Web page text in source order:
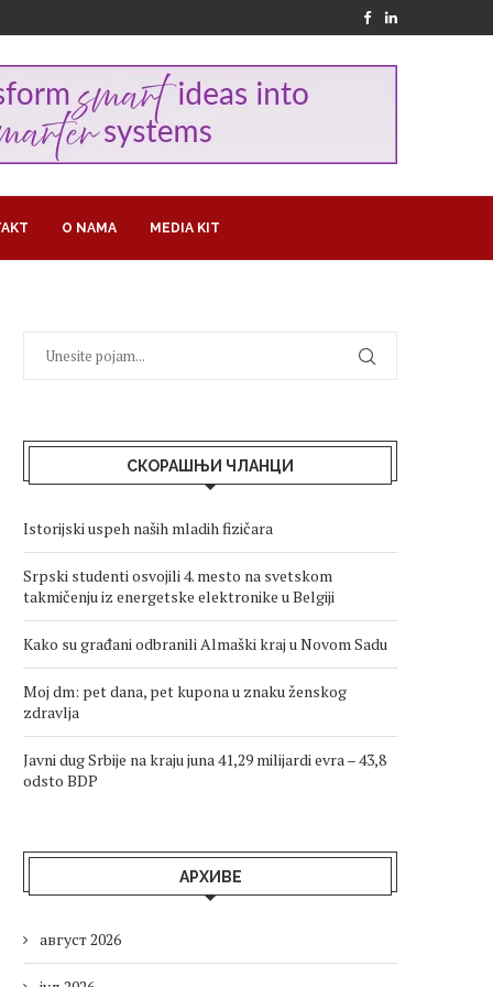
O NAMA MEDIA KIT
СКОРАШЊИ ЧЛАНЦИ
Istorijski uspeh naših mladih fizičara
Srpski studenti osvojili 4. mesto na svetskom
takmičenju iz energetske elektronike u Belgiji
Kako su građani odbranili Almaški kraj u Novom Sadu
Moj dm: pet dana, pet kupona u znaku ženskog
zdravlja
Javni dug Srbije na kraju juna 41,29 milijardi evra – 43,8
odsto BDP
АРХИВЕ
август 2026